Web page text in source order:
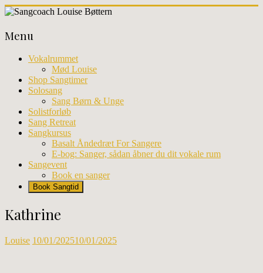
Skip
content
Louise
Bøttern
Professionel
sangundervisning
workhops
København
Menu
Vokalrummet
Mød Louise
Shop Sangtimer
Solosang
Sang Børn & Unge
Solistforløb
Sang Retreat
Sangkursus
Basalt Åndedræt For Sangere
E-bog: Sanger, sådan åbner du dit vokale rum
Sangevent
Book en sanger
Book Sangtid
Kathrine
Louise 10/01/202510/01/2025